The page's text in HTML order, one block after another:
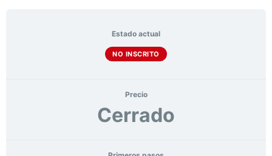
Estado actual
NO INSCRITO
Precio
Cerrado